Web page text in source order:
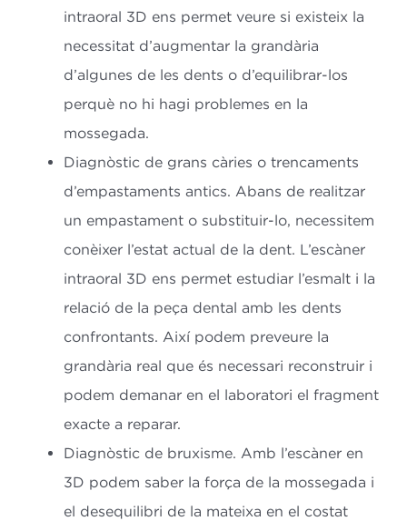
intraoral 3D ens permet veure si existeix la
necessitat d’augmentar la grandària
d’algunes de les dents o d’equilibrar-los
perquè no hi hagi problemes en la
mossegada.
Diagnòstic de grans càries o trencaments
d’empastaments antics. Abans de realitzar
un empastament o substituir-lo, necessitem
conèixer l’estat actual de la dent. L’escàner
intraoral 3D ens permet estudiar l’esmalt i la
relació de la peça dental amb les dents
confrontants. Així podem preveure la
grandària real que és necessari reconstruir i
podem demanar en el laboratori el fragment
exacte a reparar.
Diagnòstic de bruxisme. Amb l’escàner en
3D podem saber la força de la mossegada i
el desequilibri de la mateixa en el costat